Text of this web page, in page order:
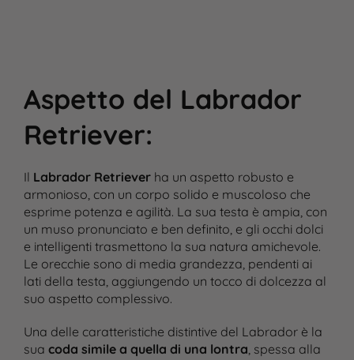
Aspetto del Labrador
Retriever:
Il Labrador Retrieverha un aspetto robusto e
armonioso, con un corpo solido e muscoloso che
esprime potenza e agilità. La sua testa è ampia, con
un muso pronunciato e ben definito, e gli occhi dolci
e intelligenti trasmettono la sua natura amichevole.
Le orecchie sono di media grandezza, pendenti ai
lati della testa, aggiungendo un tocco di dolcezza al
suo aspetto complessivo.
Una delle caratteristiche distintive del Labrador è la
sua coda simile a quella di una lontra , spessa alla